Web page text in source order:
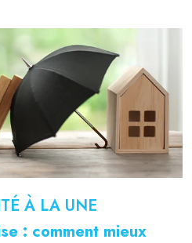
À LA UNE
: comment mieux